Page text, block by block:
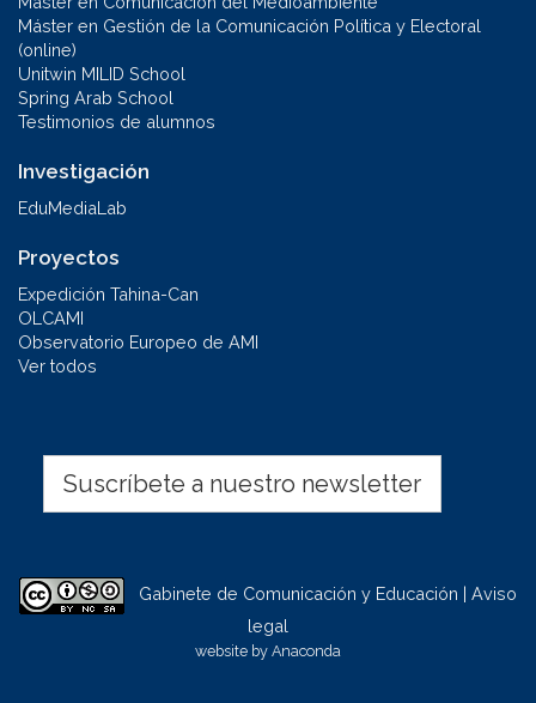
Máster en Gestión de la Comunicación Política y Electoral
(online)
Unitwin MILID School
Spring Arab School
Testimonios de alumnos
Investigación
EduMediaLab
Proyectos
Expedición Tahina-Can
OLCAMI
Observatorio Europeo de AMI
Ver todos
Suscríbete a nuestro newsletter
Gabinete de Comunicación y Educación | Aviso
legal
website by Anaconda